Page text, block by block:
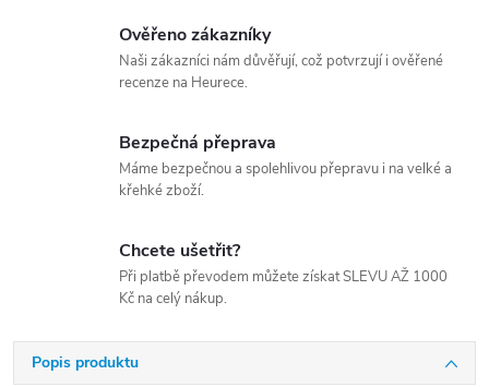
Ověřeno zákazníky
Naši zákazníci nám důvěřují, což potvrzují i ověřené
recenze na Heurece.
Bezpečná přeprava
Máme bezpečnou a spolehlivou přepravu i na velké a
křehké zboží.
Chcete ušetřit?
Při platbě převodem můžete získat SLEVU AŽ 1000
Kč na celý nákup.
Popis produktu